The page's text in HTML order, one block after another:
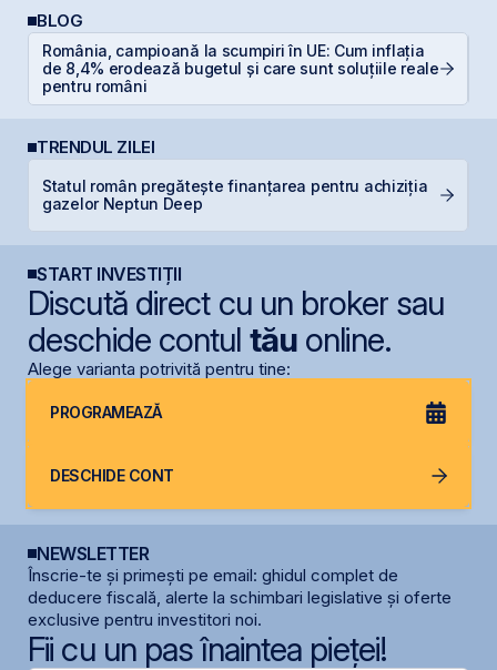
BLOG
România, campioană la scumpiri în UE: Cum inflația
de 8,4% erodează bugetul și care sunt soluțiile reale
pentru români
TRENDUL ZILEI
Statul român pregătește finanțarea pentru achiziția
gazelor Neptun Deep
START INVESTIȚII
Discută direct cu un broker sau
deschide contul tăuonline.
Alege varianta potrivită pentru tine:
PROGRAMEAZĂ
DESCHIDE CONT
NEWSLETTER
Înscrie-te și primești pe email: ghidul complet de
deducere fiscală, alerte la schimbari legislative și oferte
exclusive pentru investitori noi.
Fii cu un pas înaintea pieței!